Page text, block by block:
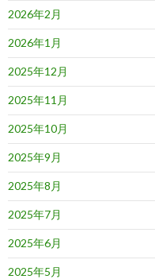
2026年2月
2026年1月
2025年12月
2025年11月
2025年10月
2025年9月
2025年8月
2025年7月
2025年6月
2025年5月